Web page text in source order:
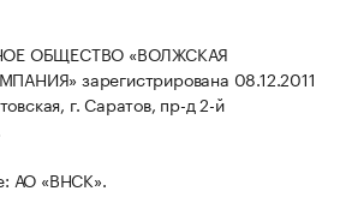
ОБЩЕСТВО «ВОЛЖСКАЯ
зарегистрирована 08.12.2011
г. Саратов, пр-д 2-й
АО «ВНСК».